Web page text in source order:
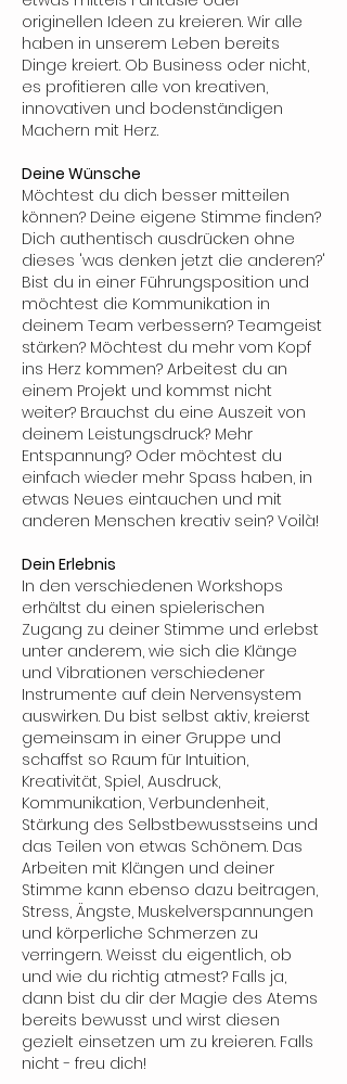
originellen Ideen zu kreieren. Wir alle
haben in unserem Leben bereits
Dinge kreiert. Ob Business oder nicht,
es profitieren alle von kreativen,
innovativen und bodenständigen
Machern mit Herz.
Deine Wünsche
Möchtest du dich besser mitteilen
können? Deine eigene Stimme finden?
Dich authentisch ausdrücken ohne
dieses 'was denken jetzt die anderen?'
Bist du in einer Führungsposition und
möchtest die Kommunikation in
deinem Team verbessern? Teamgeist
stärken? Möchtest du mehr vom Kopf
ins Herz kommen? Arbeitest du an
einem Projekt und kommst nicht
weiter? Brauchst du eine Auszeit von
deinem Leistungsdruck? Mehr
Entspannung? Oder möchtest du
einfach wieder mehr Spass haben, in
etwas Neues eintauchen und mit
anderen Menschen kreativ sein? Voilà!
Dein Erlebnis
In den verschiedenen Workshops
erhältst du einen spielerischen
Zugang zu deiner Stimme und erlebst
unter anderem, wie sich die Klänge
und Vibrationen verschiedener
Instrumente auf dein Nervensystem
auswirken. Du bist selbst aktiv, kreierst
gemeinsam in einer Gruppe und
schaffst so Raum für Intuition,
Kreativität, Spiel, Ausdruck,
Kommunikation, Verbundenheit,
Stärkung des Selbstbewusstseins und
das Teilen von etwas Schönem. Das
Arbeiten mit Klängen und deiner
Stimme kann ebenso dazu beitragen,
Stress, Ängste, Muskelverspannungen
und körperliche Schmerzen zu
verringern. Weisst du eigentlich, ob
und wie du richtig atmest? Falls ja,
dann bist du dir der Magie des Atems
bereits bewusst und wirst diesen
gezielt einsetzen um zu kreieren. Falls
nicht - freu dich!